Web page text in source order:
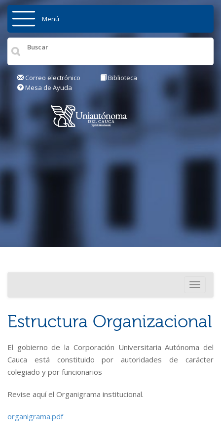
Pasar al contenido principal
Inicio
Institución
Posgrados
Menú
Correo electrónico
Biblioteca
Mesa de Ayuda
Toggle
Estructura Organizacional
El gobierno de la Corporación Universitaria Autónoma del
Cauca está constituido por autoridades de carácter
colegiado y por funcionarios
Revise aquí el Organigrama institucional.
organigrama.pdf